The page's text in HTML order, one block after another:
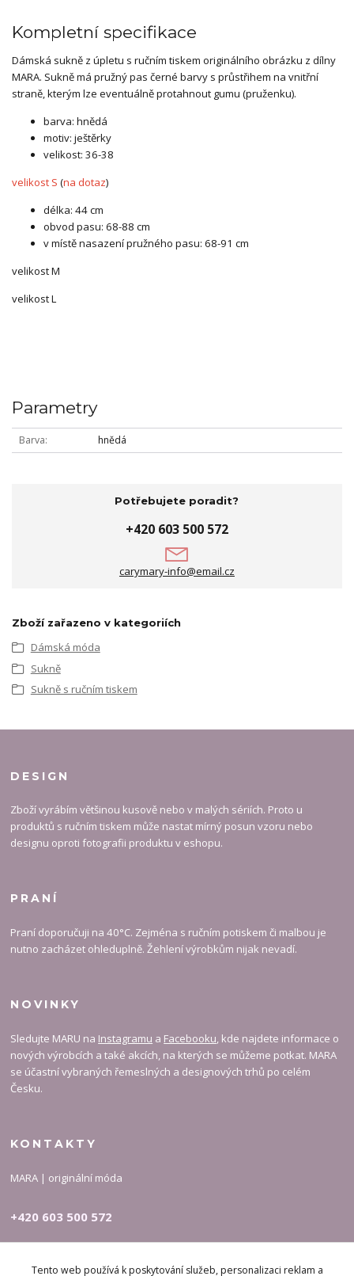
Kompletní specifikace
Dámská sukně z úpletu s ručním tiskem originálního obrázku z dílny
MARA. Sukně má pružný pas černé barvy s průstřihem na vnitřní
straně, kterým lze eventuálně protahnout gumu (pruženku).
barva: hnědá
motiv: ještěrky
velikost: 36-38
velikost S (na dotaz)
délka: 44 cm
obvod pasu: 68-88 cm
v místě nasazení pružného pasu: 68-91 cm
velikost M
velikost L
Parametry
Barva hnědá
Potřebujete poradit?
+420 603 500 572
carymary-info@email.cz
Zboží zařazeno v kategoriích
Dámská móda
Sukně
Sukně s ručním tiskem
DESIGN
Zboží vyrábím většinou kusově nebo v malých sériích. Proto u
produktů s ručním tiskem může nastat mírný posun vzoru nebo
designu oproti fotografii produktu v eshopu.
PRANÍ
Praní doporučuji na 40°C. Zejména s ručním potiskem či malbou je
nutno zacházet ohleduplně. Žehlení výrobkům nijak nevadí.
NOVINKY
Sledujte MARU na Instagramu a Facebooku, kde najdete informace o
nových výrobcích a také akcích, na kterých se můžeme potkat. MARA
se účastní vybraných řemeslných a designových trhů po celém
Česku.
KONTAKTY
MARA | originální móda
+420 603 500 572
Tento web používá k poskytování služeb, personalizaci reklam a